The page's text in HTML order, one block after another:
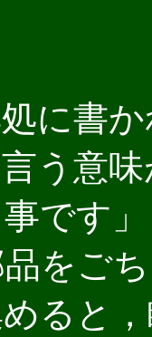
に書
う意
です
をご
ると